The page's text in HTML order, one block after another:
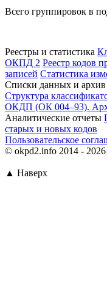
Всего группировок в
Реестры и статистика
ОКПД 2 Реестр кодов
записей Статистика
Списки данных и архив
Структура
ОКДП (ОК 004–93).
Аналитические отчеты
старых и новых кодов
Пользовательское
© okpd2.info 2014 - 2026
▲ Наверх